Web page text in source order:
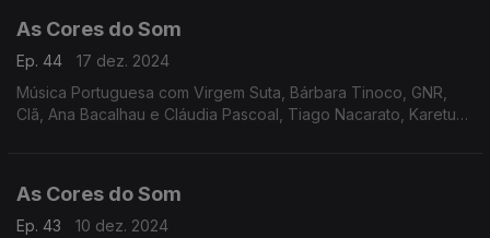
As Cores do Som
Ep. 44
17 dez. 2024
Música Portuguesa com Virgem Suta, Bárbara Tinoco, GNR,
Clã, Ana Bacalhau e Cláudia Pascoal, Tiago Nacarato, Karetus
As Cores do Som
Ep. 43
10 dez. 2024